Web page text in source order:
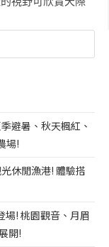
避暑、秋天楓紅、
場!
休閒漁港! 體驗搭
場! 桃園觀音、月眉
開!